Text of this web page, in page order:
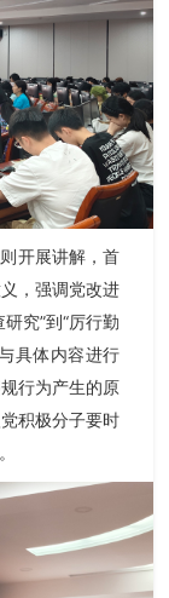
开展讲解，首
，强调党改进
究”到“厉行勤
具体内容进行
行为产生的原
积极分子要时